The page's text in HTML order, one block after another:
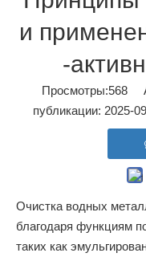
и
-
Просмотры:568
публикации:
Очистка водных
благодаря функциям
таких как